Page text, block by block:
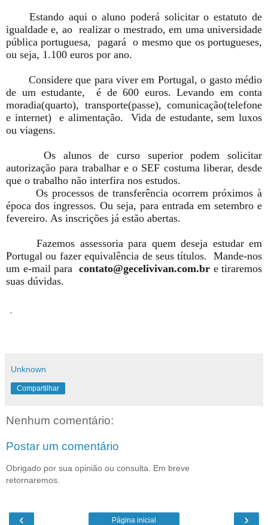
Estando aqui o aluno poderá solicitar o estatuto de
igualdade e, ao realizar o mestrado, em uma universidade
pública portuguesa, pagará o mesmo que os portugueses,
ou seja, 1.100 euros por ano.
Considere que para viver em Portugal, o gasto médio
de um estudante, é de 600 euros. Levando em conta
moradia(quarto), transporte(passe), comunicação(telefone
e internet) e alimentação. Vida de estudante, sem luxos
ou viagens.
Os alunos de curso superior podem solicitar
autorização para trabalhar e o SEF costuma liberar, desde
que o trabalho não interfira nos estudos.
Os processos de transferência ocorrem próximos à
época dos ingressos. Ou seja, para entrada em setembro e
fevereiro. As inscrições já estão abertas.
Fazemos assessoria para quem deseja estudar em
Portugal ou fazer equivalência de seus títulos. Mande-nos
um e-mail para contato@gecelivivan.com.br e tiraremos
suas dúvidas.
.
Unknown
Compartilhar
Nenhum comentário:
Postar um comentário
Obrigado por sua opinião ou consulta. Em breve
retornaremos.
‹ ›
Página inicial